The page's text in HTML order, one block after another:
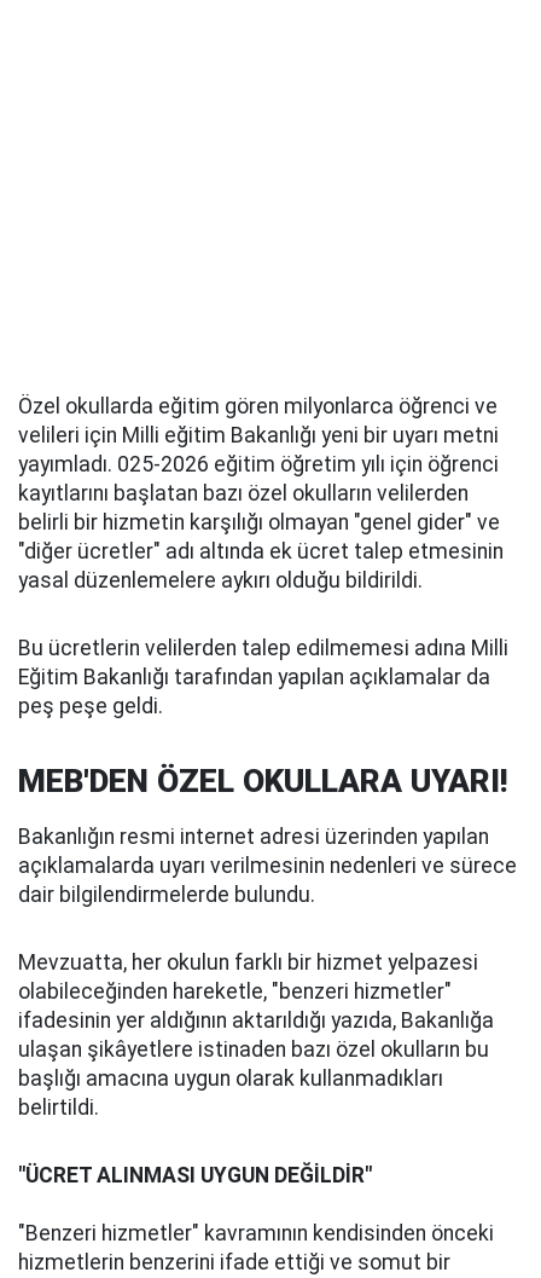
Özel okullarda eğitim gören milyonlarca öğrenci ve
velileri için Milli eğitim Bakanlığı yeni bir uyarı metni
yayımladı. 025-2026 eğitim öğretim yılı için öğrenci
kayıtlarını başlatan bazı özel okulların velilerden
belirli bir hizmetin karşılığı olmayan "genel gider" ve
"diğer ücretler" adı altında ek ücret talep etmesinin
yasal düzenlemelere aykırı olduğu bildirildi.
Bu ücretlerin velilerden talep edilmemesi adına Milli
Eğitim Bakanlığı tarafından yapılan açıklamalar da
peş peşe geldi.
MEB'DEN ÖZEL OKULLARA UYARI!
Bakanlığın resmi internet adresi üzerinden yapılan
açıklamalarda uyarı verilmesinin nedenleri ve sürece
dair bilgilendirmelerde bulundu.
Mevzuatta, her okulun farklı bir hizmet yelpazesi
olabileceğinden hareketle, "benzeri hizmetler"
ifadesinin yer aldığının aktarıldığı yazıda, Bakanlığa
ulaşan şikâyetlere istinaden bazı özel okulların bu
başlığı amacına uygun olarak kullanmadıkları
belirtildi.
"ÜCRET ALINMASI UYGUN DEĞİLDİR"
"Benzeri hizmetler" kavramının kendisinden önceki
hizmetlerin benzerini ifade ettiği ve somut bir